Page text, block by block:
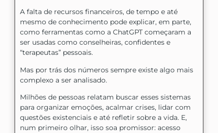
A falta de recursos financeiros, de tempo e até
mesmo de conhecimento pode explicar, em parte,
como ferramentas como a ChatGPT começaram a
ser usadas como conselheiras, confidentes e
“terapeutas” pessoais.
Mas por trás dos números sempre existe algo mais
complexo a ser analisado.
Milhões de pessoas relatam buscar esses sistemas
para organizar emoções, acalmar crises, lidar com
questões existenciais e até refletir sobre a vida. E,
num primeiro olhar, isso soa promissor: acesso